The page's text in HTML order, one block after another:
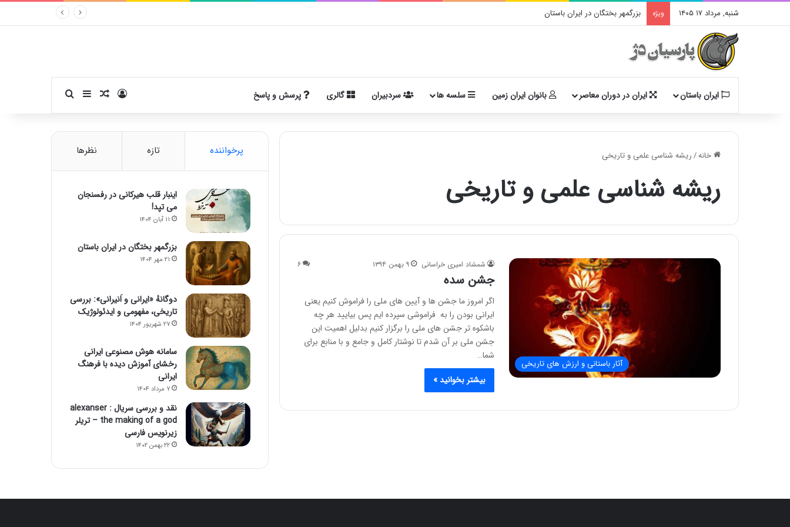
شنبه, مرداد ۱۷ ۱۴۰۵ ویژه بزرگمهر بختگان در ایران باستان
ایران باستان ایران در دوران معاصر بانوان ایران زمین سلسه ها سردبیران گالری پرسش و پاسخ ورودنوشته تصادفی
سایدبارجستجو برای
خانه/ریشه شناسی علمی و تاریخی
ریشه شناسی علمی و تاریخی
آثار باستانی و ارزش های تاریخی
شمشاد امیری خراسانی ۹ بهمن ۱۳۹۴ ۶
جشن سده
اگر امروز ما جشن ها و آیین های ملی را فراموش کنیم یعنی
ایرانی بودن را به فراموشی سپرده ایم پس بیایید هر چه
باشکوه تر جشن های ملی را برگزار کنیم بدلیل اهمیت این
جشن ملی بر آن شدم تا نوشتار کامل و جامع و با منابع برای
شما…
بیشتر بخوانید »
پرخواننده تازه نظرها
اینبار قلب هیرکانی در رفسنجان
می تپد!
۱۱ آبان ۱۴۰۴
بزرگمهر بختگان در ایران باستان
۲۱ مهر ۱۴۰۴
دوگانهٔ «ایرانی و اَنیرانی»: بررسی
تاریخی، مفهومی و ایدئولوژیک
۲۷ شهریور ۱۴۰۴
سامانه هوش مصنوعی ایرانی
رخشای آموزش دیده با فرهنگ
ایرانی
۷ مرداد ۱۴۰۴
نقد و بررسی سریال alexanser :
the making of a god – تریلر
زیرنویس فارسی
۲۲ بهمن ۱۴۰۲